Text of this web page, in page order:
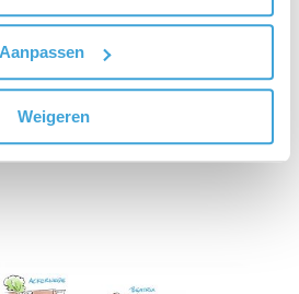
Aanpassen
Weigeren
met Marjolein Brouwer, directeur
op de site van de PO-raad.